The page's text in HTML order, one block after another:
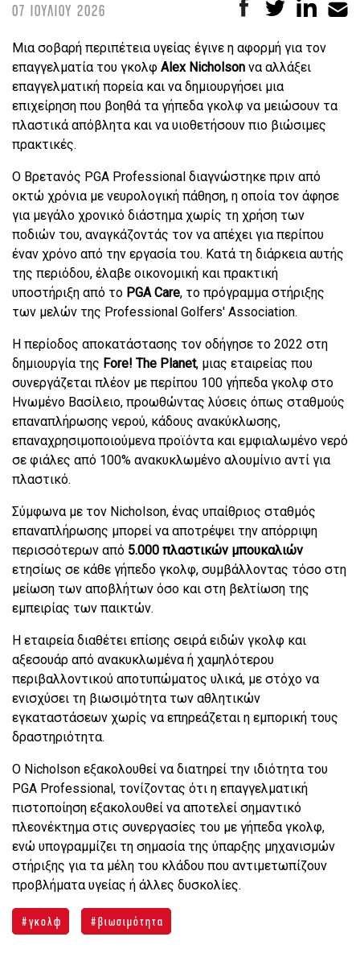
07 ΙΟΥΛΙΟΥ 2026
Μια σοβαρή περιπέτεια υγείας έγινε η αφορμή για τον
επαγγελματία του γκολφ Alex Nicholson να αλλάξει
επαγγελματική πορεία και να δημιουργήσει μια
επιχείρηση που βοηθά τα γήπεδα γκολφ να μειώσουν τα
πλαστικά απόβλητα και να υιοθετήσουν πιο βιώσιμες
πρακτικές.
Ο Βρετανός PGA Professional διαγνώστηκε πριν από
οκτώ χρόνια με νευρολογική πάθηση, η οποία τον άφησε
για μεγάλο χρονικό διάστημα χωρίς τη χρήση των
ποδιών του, αναγκάζοντάς τον να απέχει για περίπου
έναν χρόνο από την εργασία του. Κατά τη διάρκεια αυτής
της περιόδου, έλαβε οικονομική και πρακτική
υποστήριξη από το PGA Care, το πρόγραμμα στήριξης
των μελών της Professional Golfers' Association.
Η περίοδος αποκατάστασης τον οδήγησε το 2022 στη
δημιουργία της Fore! The Planet, μιας εταιρείας που
συνεργάζεται πλέον με περίπου 100 γήπεδα γκολφ στο
Ηνωμένο Βασίλειο, προωθώντας λύσεις όπως σταθμούς
επαναπλήρωσης νερού, κάδους ανακύκλωσης,
επαναχρησιμοποιούμενα προϊόντα και εμφιαλωμένο νερό
σε φιάλες από 100% ανακυκλωμένο αλουμίνιο αντί για
πλαστικό.
Σύμφωνα με τον Nicholson, ένας υπαίθριος σταθμός
επαναπλήρωσης μπορεί να αποτρέψει την απόρριψη
περισσότερων από 5.000 πλαστικών μπουκαλιών
ετησίως σε κάθε γήπεδο γκολφ, συμβάλλοντας τόσο στη
μείωση των αποβλήτων όσο και στη βελτίωση της
εμπειρίας των παικτών.
Η εταιρεία διαθέτει επίσης σειρά ειδών γκολφ και
αξεσουάρ από ανακυκλωμένα ή χαμηλότερου
περιβαλλοντικού αποτυπώματος υλικά, με στόχο να
ενισχύσει τη βιωσιμότητα των αθλητικών
εγκαταστάσεων χωρίς να επηρεάζεται η εμπορική τους
δραστηριότητα.
Ο Nicholson εξακολουθεί να διατηρεί την ιδιότητα του
PGA Professional, τονίζοντας ότι η επαγγελματική
πιστοποίηση εξακολουθεί να αποτελεί σημαντικό
πλεονέκτημα στις συνεργασίες του με γήπεδα γκολφ,
ενώ υπογραμμίζει τη σημασία της ύπαρξης μηχανισμών
στήριξης για τα μέλη του κλάδου που αντιμετωπίζουν
προβλήματα υγείας ή άλλες δυσκολίες.
γκολφ βιωσιμότητα